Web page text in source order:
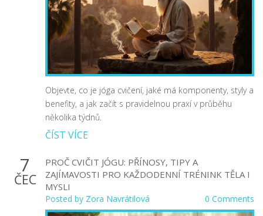
Objevte, co je jóga cvičení, jaké má komponenty, styly a
benefity, a jak začít s pravidelnou praxí v průběhu
několika týdnů.
ČÍST VÍCE
7
ČEC
PROČ CVIČIT JÓGU: PŘÍNOSY, TIPY A
ZAJÍMAVOSTI PRO KAŽDODENNÍ TRÉNINK TĚLA I
MYSLI
Posted by Zora Navrátilová 0 Comments